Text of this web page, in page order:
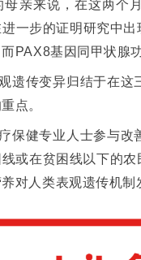
母亲来说，在这两个
一步的证明研究中
PAX8基因同甲状腺
遗传变异归结于在这
点。
保健专业人士参与
或在贫困线以下的农
对人类表观遗传机制